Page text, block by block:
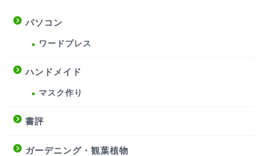
パソコン
ワードプレス
ハンドメイド
マスク作り
書評
ガーデニング・観葉植物